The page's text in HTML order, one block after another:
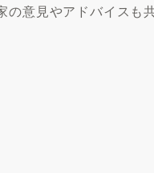
の意見やアドバイスも